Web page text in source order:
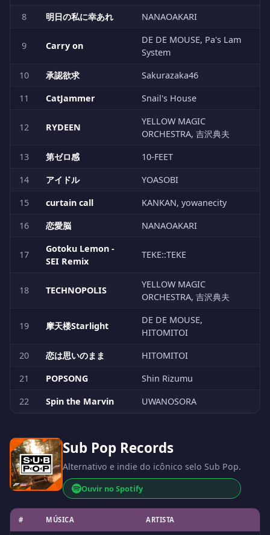
8
明日の私に幸あれ NANAOAKARI
9 Carry on
DE DE MOUSE, Pa's Lam
System
10
承認欲求
Sakurazaka46
11
CatJammer Snail's House
12 RYDEEN
YELLOW MAGIC
ORCHESTRA, 吉沢典夫
13
第ゼロ感
10-FEET
14
アイドル
YOASOBI
15
curtain call
KANKAN, yowanecity
16
恋愛脳 NANAOAKARI
17
Gotoku Lemon -
SEI Remix
TEKE::TEKE
18 TECHNOPOLIS
YELLOW MAGIC
ORCHESTRA, 吉沢典夫
19 摩天楼Starlight
DE DE MOUSE,
HITOMITOI
20
恋は思いのまま
HITOMITOI
21
POPSONG
Shin Rizumu
22
Spin the Marvin UWANOSORA
Sub Pop Records
Alternativo e indie do icônico selo Sub Pop.
Ouvir no Spotify
# MÚSICA ARTISTA